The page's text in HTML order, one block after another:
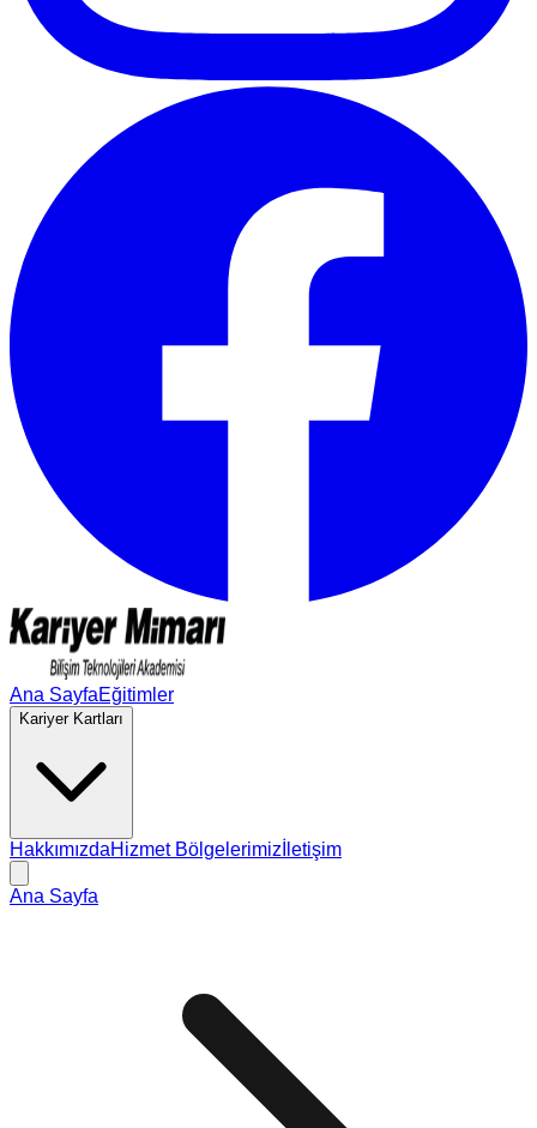
Ana SayfaEğitimler
Kariyer Kartları
HakkımızdaHizmet Bölgelerimiz İletişim
Ana Sayfa